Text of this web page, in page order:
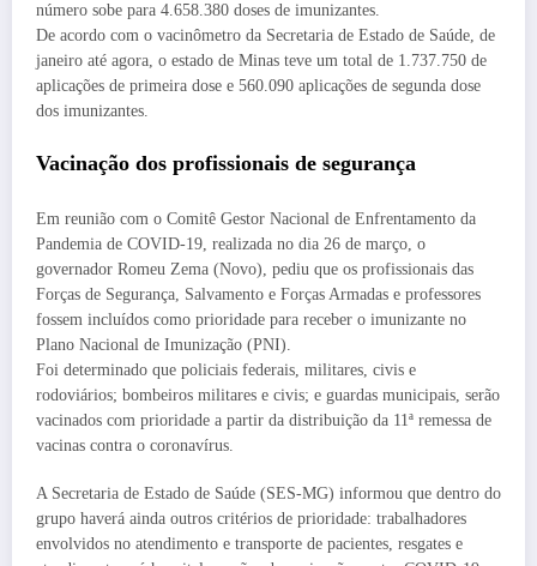
número sobe para 4.658.380 doses de imunizantes.
De acordo com o vacinômetro da Secretaria de Estado de Saúde, de
janeiro até agora, o estado de Minas teve um total de 1.737.750 de
aplicações de primeira dose e 560.090 aplicações de segunda dose
dos imunizantes.
Vacinação dos profissionais de segurança
Em reunião com o Comitê Gestor Nacional de Enfrentamento da
Pandemia de COVID-19, realizada no dia 26 de março, o
governador Romeu Zema (Novo), pediu que os profissionais das
Forças de Segurança, Salvamento e Forças Armadas e professores
fossem incluídos como prioridade para receber o imunizante no
Plano Nacional de Imunização (PNI).
Foi determinado que policiais federais, militares, civis e
rodoviários; bombeiros militares e civis; e guardas municipais, serão
vacinados com prioridade a partir da distribuição da 11ª remessa de
vacinas contra o coronavírus.
A Secretaria de Estado de Saúde (SES-MG) informou que dentro do
grupo haverá ainda outros critérios de prioridade: trabalhadores
envolvidos no atendimento e transporte de pacientes, resgates e